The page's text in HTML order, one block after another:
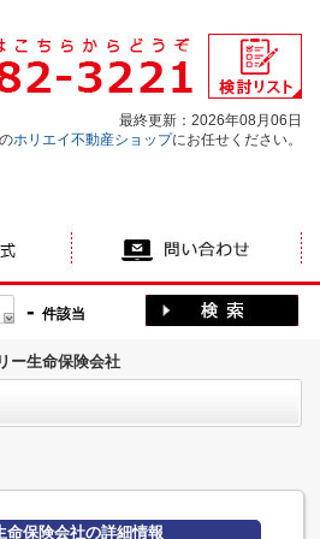
最終更新：2026年08月06日
ホリエイ不動産ショップにお任せください。
- 件該当
ー生命保険会社
保険会社の詳細情報